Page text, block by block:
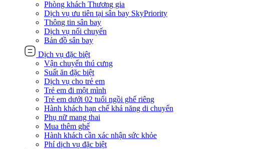
Phòng khách Thương gia
Dịch vụ ưu tiên tại sân bay SkyPriority
Thông tin sân bay
Dịch vụ nối chuyến
Bản đồ sân bay
Dịch vụ đặc biệt
Vận chuyển thú cưng
Suất ăn đặc biệt
Dịch vụ cho trẻ em
Trẻ em đi một mình
Trẻ em dưới 02 tuổi ngồi ghế riêng
Hành khách hạn chế khả năng di chuyển
Phụ nữ mang thai
Mua thêm ghế
Hành khách cần xác nhận sức khỏe
Phí dịch vụ đặc biệt